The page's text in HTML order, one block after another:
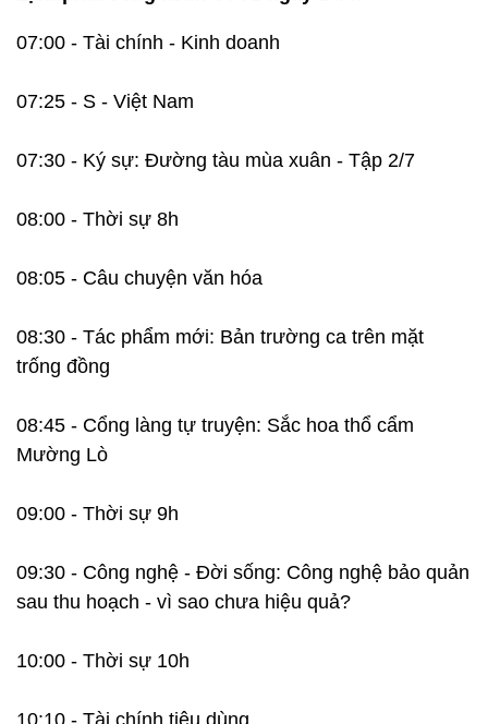
07:00 - Tài chính - Kinh doanh
07:25 - S - Việt Nam
07:30 - Ký sự: Đường tàu mùa xuân - Tập 2/7
08:00 - Thời sự 8h
08:05 - Câu chuyện văn hóa
08:30 - Tác phẩm mới: Bản trường ca trên mặt
trống đồng
08:45 - Cổng làng tự truyện: Sắc hoa thổ cẩm
Mường Lò
09:00 - Thời sự 9h
09:30 - Công nghệ - Đời sống: Công nghệ bảo quản
sau thu hoạch - vì sao chưa hiệu quả?
10:00 - Thời sự 10h
10:10 - Tài chính tiêu dùng